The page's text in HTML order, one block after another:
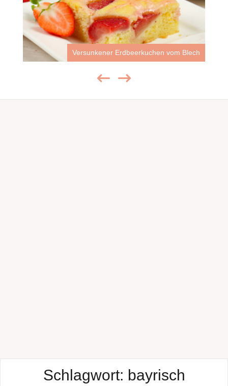
Versunkener Erdbeerkuchen vom Blech
Schlagwort: bayrisch